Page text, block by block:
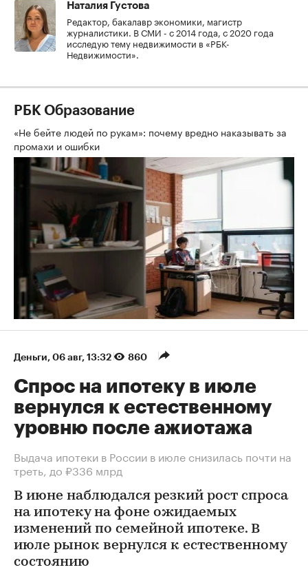
Наталия Густова
Редактор, бакалавр экономики, магистр
журналистики. В СМИ - с 2014 года, с 2020 года
исследую тему недвижимости в «РБК-
Недвижимости».
РБК Образование
«Не бейте людей по рукам»: почему вредно наказывать за
промахи и ошибки
Деньги⁠, 06 авг, 13:32 860
Спрос на ипотеку в июле
вернулся к естественному
уровню после ажиотажа
Выдача ипотеки в России в июле снизилась почти на
треть, до ₽336 млрд
В июне наблюдался резкий рост спроса
на ипотеку на фоне ожидаемых
изменений по семейной ипотеке. В
июле рынок вернулся к естественному
состоянию